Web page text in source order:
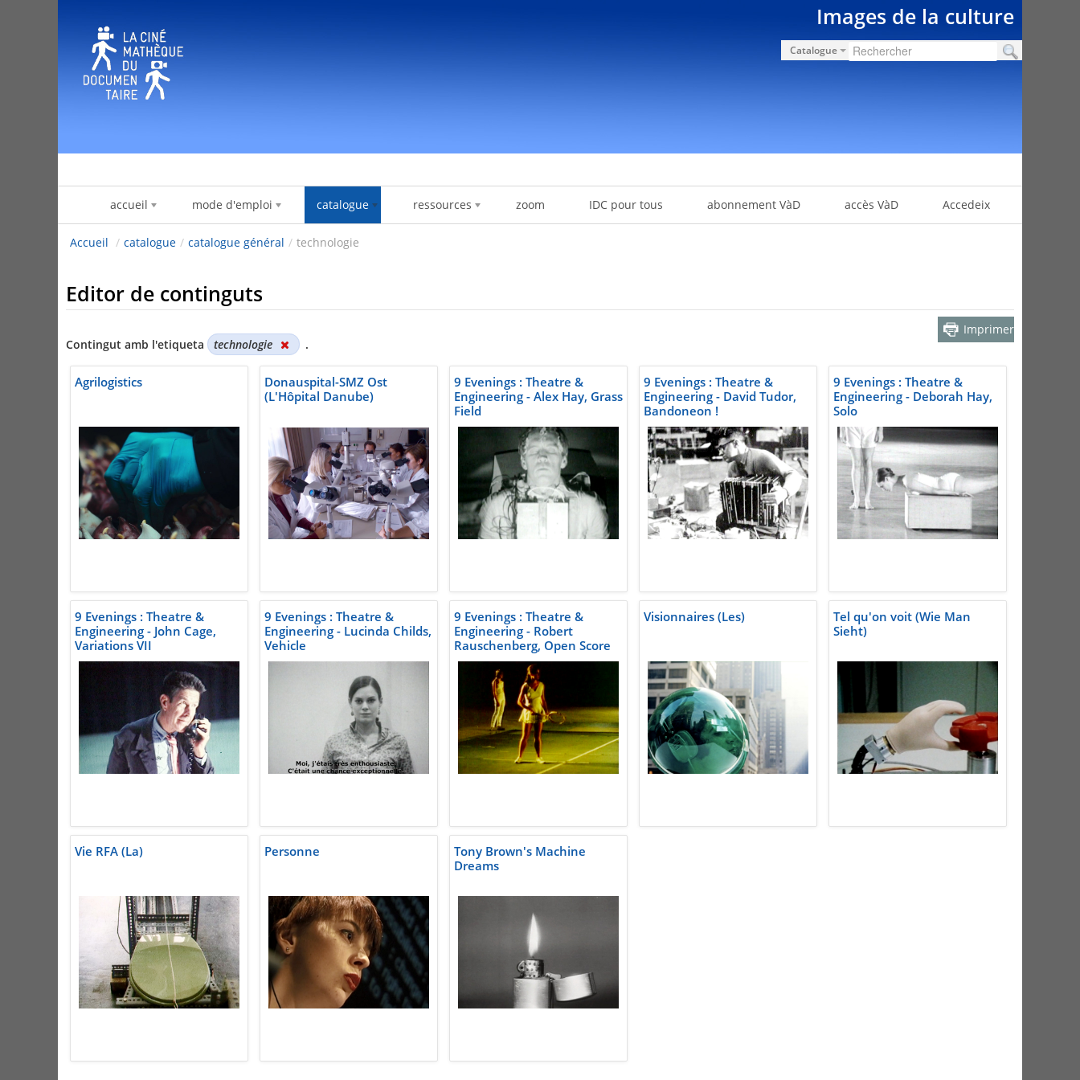
Images de la culture
Catalogue
accueil mode d'emploi catalogue ressources zoom IDC pour tous abonnement VàD accès VàD Accedeix
Accueil / catalogue / catalogue général / technologie
Editor de continguts
Contingut amb l'etiqueta technologie .
Imprimer
Agrilogistics
Donauspital-SMZ Ost
(L'Hôpital Danube)
9 Evenings : Theatre &
Engineering - Alex Hay, Grass
Field
9 Evenings : Theatre &
Engineering - David Tudor,
Bandoneon !
9 Evenings : Theatre &
Engineering - Deborah Hay,
Solo
9 Evenings : Theatre &
Engineering - John Cage,
Variations VII
9 Evenings : Theatre &
Engineering - Lucinda Childs,
Vehicle
9 Evenings : Theatre &
Engineering - Robert
Rauschenberg, Open Score
Visionnaires (Les)
Tel qu'on voit (Wie Man
Sieht)
Vie RFA (La) Personne
Tony Brown's Machine
Dreams